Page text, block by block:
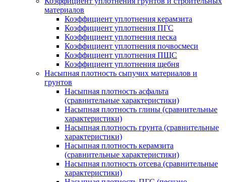
материалов
Коэффициент уплотнения керамзита
Коэффициент уплотнения ПГС
Коэффициент уплотнения песка
Коэффициент уплотнения почвосмеси
Коэффициент уплотнения ПЩС
Коэффициент уплотнения щебня
Насыпная плотность сыпучих материалов и
грунтов
Насыпная плотность асфальта
(сравнительные характеристики)
Насыпная плотность глины (сравнительные
характеристики)
Насыпная плотность грунта (сравнительные
характеристики)
Насыпная плотность керамзита
(сравнительные характеристики)
Насыпная плотность отсева (сравнительные
характеристики)